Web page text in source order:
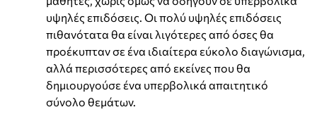
υψηλές επιδόσεις. Οι πολύ υψηλές επιδόσεις
πιθανότατα θα είναι λιγότερες από όσες θα
προέκυπταν σε ένα ιδιαίτερα εύκολο διαγώνισμα,
αλλά περισσότερες από εκείνες που θα
δημιουργούσε ένα υπερβολικά απαιτητικό
σύνολο θεμάτων.